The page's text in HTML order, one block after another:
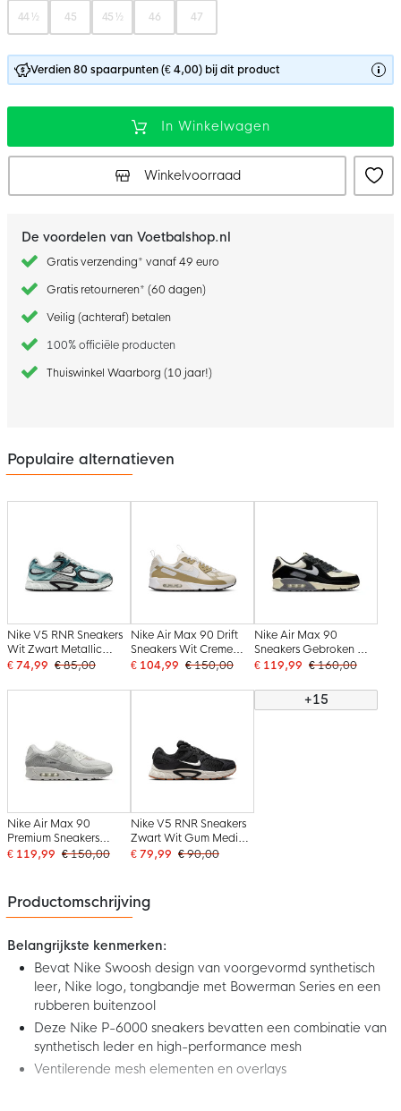
44 ½ 45 45 ½ 46 47
Verdien 80 spaarpunten (€ 4,00) bij dit product
In Winkelwagen
Winkelvoorraad
De voordelen van Voetbalshop.nl
Gratis verzending* vanaf 49 euro
Gratis retourneren* (60 dagen)
Veilig (achteraf) betalen
100% officiële producten
Thuiswinkel Waarborg (10 jaar!)
Populaire alternatieven
Nike V5 RNR Sneakers
Wit Zwart Metallic
Groen
€ 74,99 € 85,00
Nike Air Max 90 Drift
Sneakers Wit Creme
Beige
€ 104,99 € 150,00
Nike Air Max 90
Sneakers Gebroken Wit
Zwart Zilvergrijs
€ 119,99 € 160,00
Nike Air Max 90
Premium Sneakers
Zilvergrijs Wit Beige
€ 119,99 € 150,00
Nike V5 RNR Sneakers
Zwart Wit Gum Medium
Brown
€ 79,99 € 90,00
+15
Productomschrijving
Belangrijkste kenmerken:
Bevat Nike Swoosh design van voorgevormd synthetisch
leer, Nike logo, tongbandje met Bowerman Series en een
rubberen buitenzool
Deze Nike P-6000 sneakers bevatten een combinatie van
synthetisch leder en high-performance mesh
Ventilerende mesh elementen en overlays